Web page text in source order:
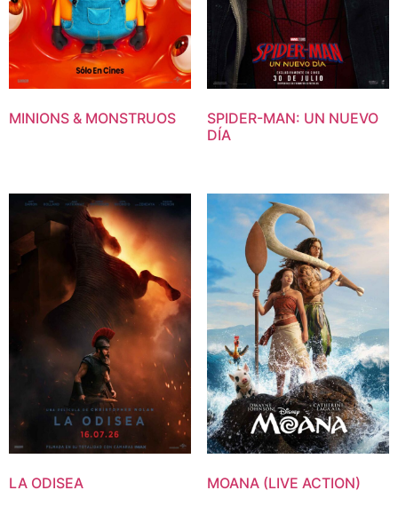
MINIONS & MONSTRUOS
SPIDER-MAN: UN NUEVO
DÍA
LA ODISEA MOANA (LIVE ACTION)